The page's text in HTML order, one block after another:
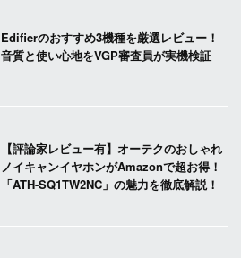
Edifierのおすすめ3機種を厳選レビュー！
音質と使い心地をVGP審査員が実機検証
【評論家レビュー有】オーテクのおしゃれ
ノイキャンイヤホンがAmazonで超お得！
「ATH-SQ1TW2NC」の魅力を徹底解説！